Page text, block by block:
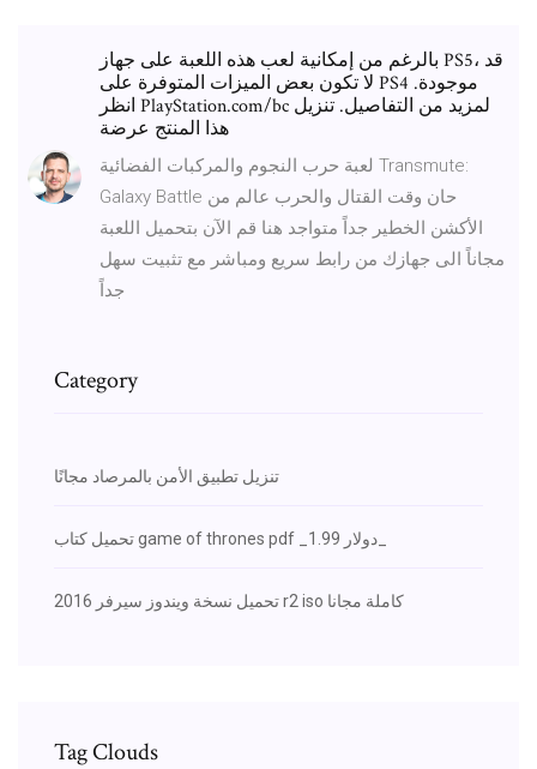
بالرغم من إمكانية لعب هذه اللعبة على جهاز PS5، قد
لا تكون بعض الميزات المتوفرة على PS4 موجودة.
انظر ‎PlayStation.com/bc لمزيد من التفاصيل. تنزيل
لعبة حرب النجوم والمركبات الفضائية Transmute:
Galaxy Battle حان وقت القتال والحرب عالم من
الأكشن الخطير جداً متواجد هنا قم الآن بتحميل اللعبة
مجاناً الى جهازك من رابط سريع ومباشر مع تثبيت سهل
جداً
Category
تنزيل تطبيق الأمن بالمرصاد مجانًا
تحميل نسخة ويندوز سيرفر 2016 r2 iso كاملة مجانا
Tag Clouds